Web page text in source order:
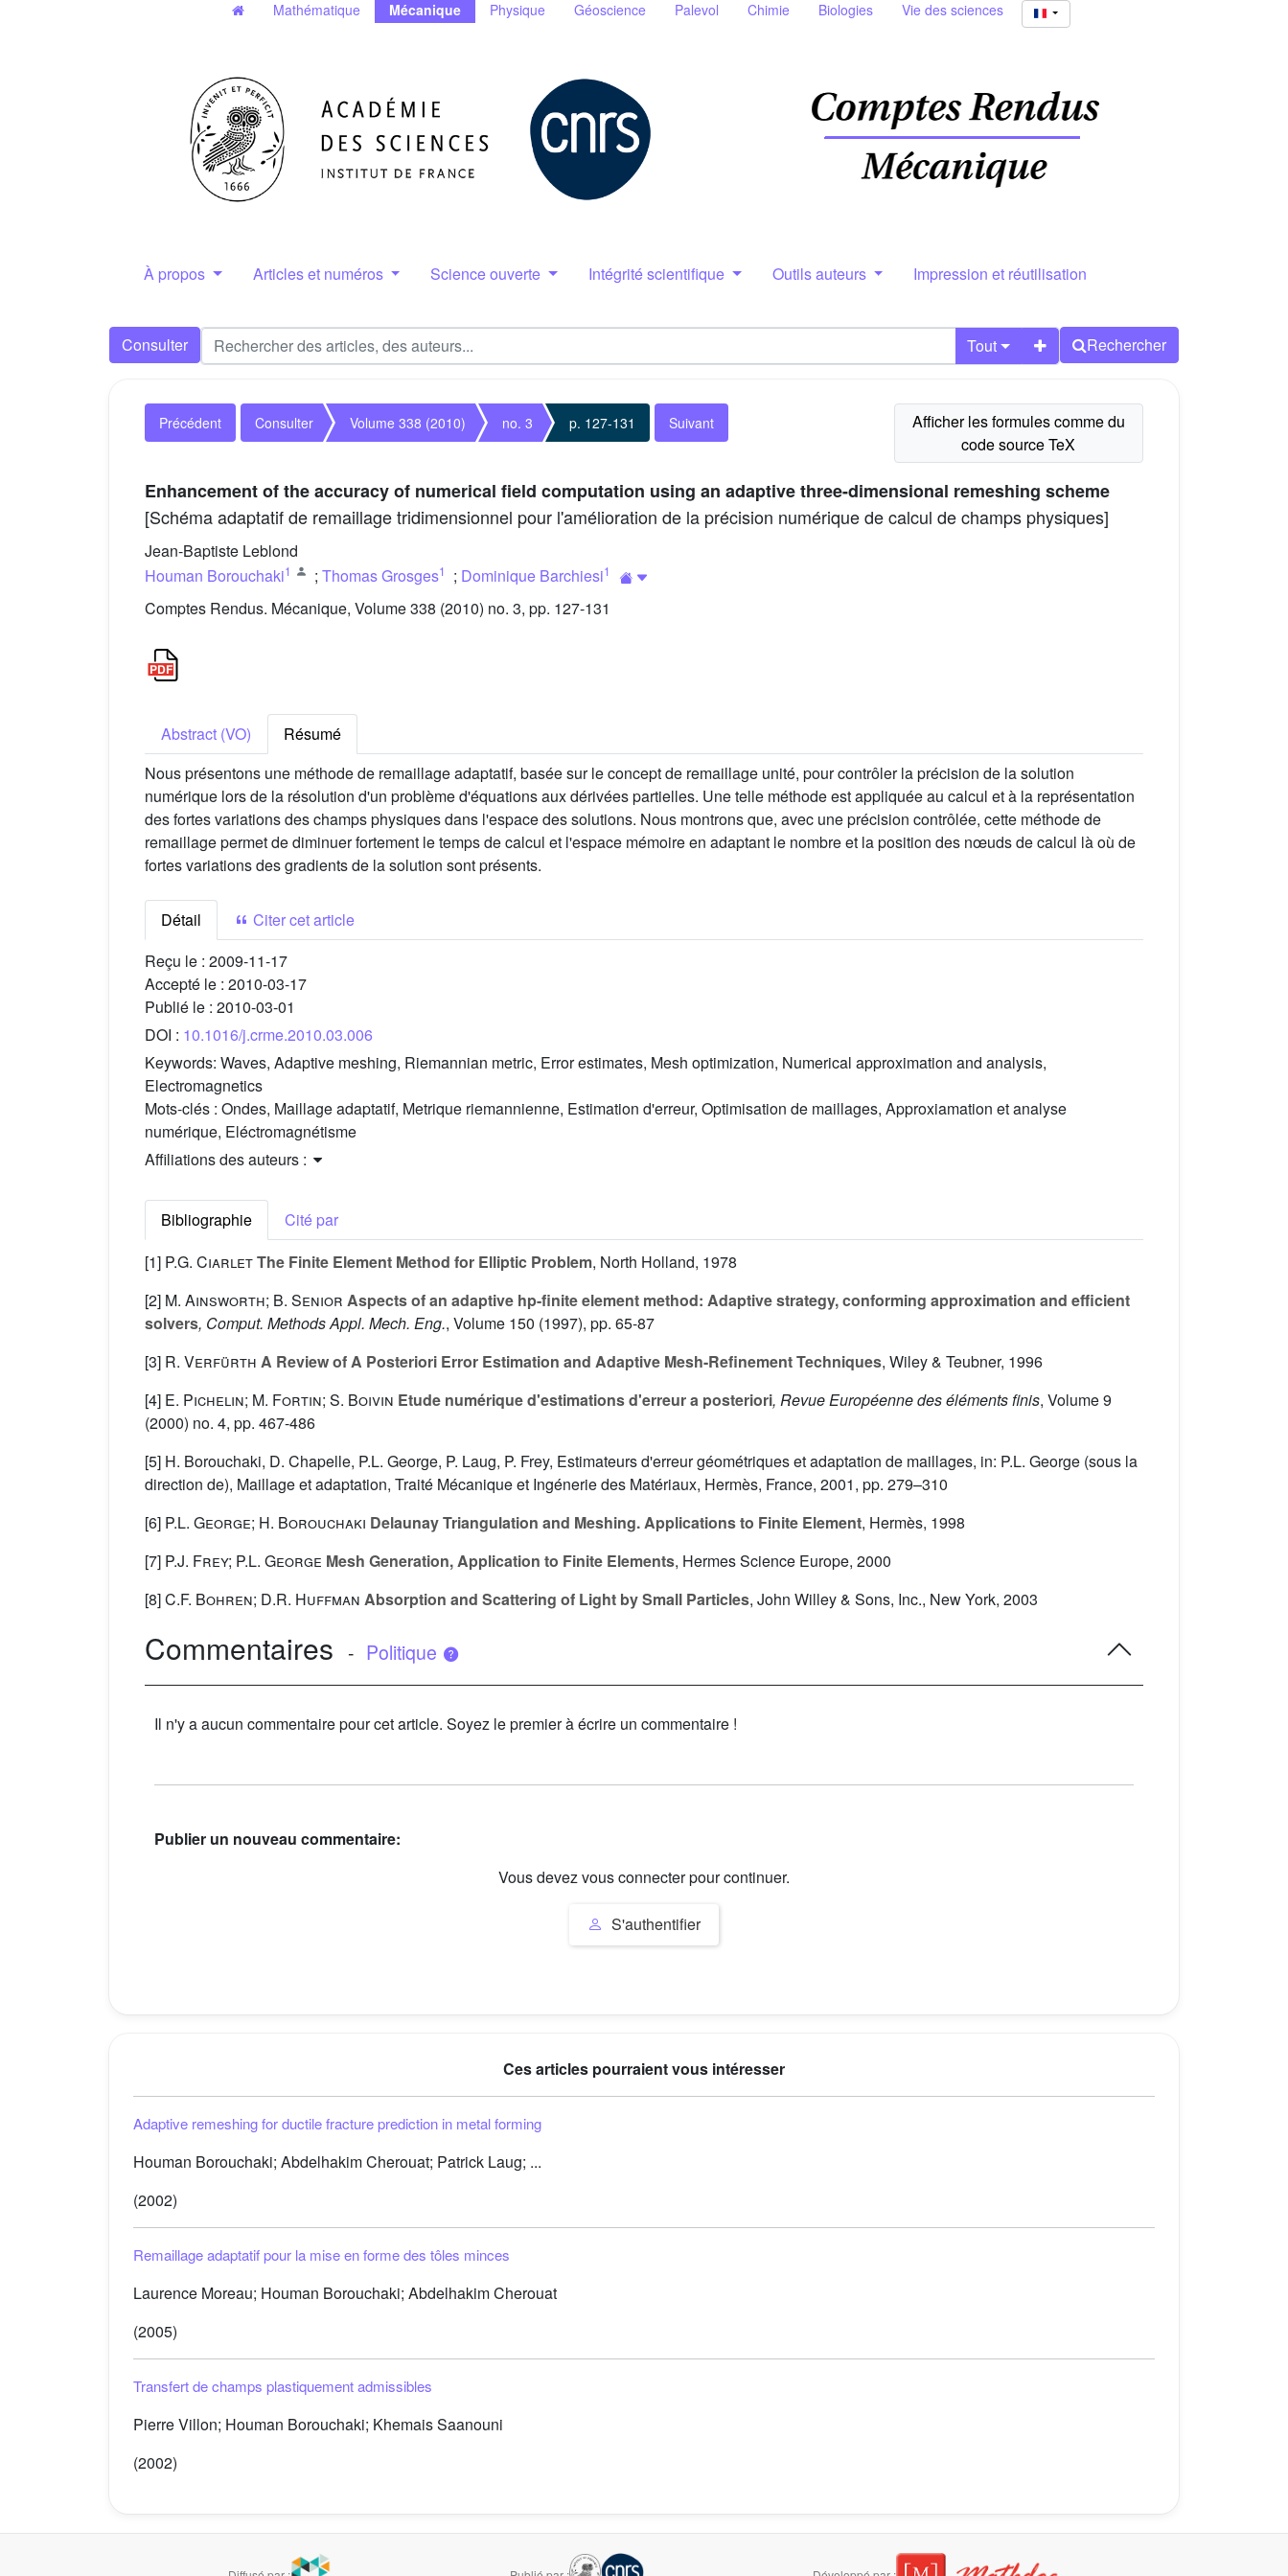
Mathématique Mécanique Physique Géoscience Palevol Chimie Biologies Vie des sciences
À propos Articles et numéros Science ouverte Intégrité scientifique Outils auteurs Impression et réutilisation
Consulter Tout Rechercher
Précédent Consulter Volume 338 (2010) no. 3 p. 127-131 Suivant
Enhancement of the accuracy of numerical field computation using an adaptive three-dimensional remeshing scheme
[Schéma adaptatif de remaillage tridimensionnel pour l'amélioration de la précision numérique de calcul de champs physiques]
Jean-Baptiste Leblond
Houman Borouchaki1 ; Thomas Grosges1 ; Dominique Barchiesi1
Comptes Rendus. Mécanique, Volume 338 (2010) no. 3, pp. 127-131
Abstract (VO)
Résumé
Nous présentons une méthode de remaillage adaptatif, basée sur le concept de remaillage unité, pour contrôler la précision de la solution
numérique lors de la résolution d'un problème d'équations aux dérivées partielles. Une telle méthode est appliquée au calcul et à la représentation
des fortes variations des champs physiques dans l'espace des solutions. Nous montrons que, avec une précision contrôlée, cette méthode de
remaillage permet de diminuer fortement le temps de calcul et l'espace mémoire en adaptant le nombre et la position des nœuds de calcul là où de
fortes variations des gradients de la solution sont présents.
Détail
Citer cet article
Reçu le : 2009-11-17
Accepté le : 2010-03-17
Publié le : 2010-03-01
DOI : 10.1016/j.crme.2010.03.006
Keywords: Waves, Adaptive meshing, Riemannian metric, Error estimates, Mesh optimization, Numerical approximation and analysis,
Electromagnetics
Mots-clés : Ondes, Maillage adaptatif, Metrique riemannienne, Estimation d'erreur, Optimisation de maillages, Approxiamation et analyse
numérique, Eléctromagnétisme
Affiliations des auteurs :
Bibliographie
Cité par
[1] P.G. CiarletThe Finite Element Method for Elliptic Problem, North Holland, 1978
[2] M. Ainsworth; B. Senior Aspects of an adaptive hp-finite element method: Adaptive strategy, conforming approximation and efficient
solvers, Comput. Methods Appl. Mech. Eng., Volume 150 (1997), pp. 65-87
[3] R. Verfürth A Review of A Posteriori Error Estimation and Adaptive Mesh-Refinement Techniques, Wiley & Teubner, 1996
[4] E. Pichelin; M. Fortin; S. Boivin Etude numérique d'estimations d'erreur a posteriori, Revue Européenne des éléments finis, Volume 9
(2000) no. 4, pp. 467-486
[5] H. Borouchaki, D. Chapelle, P.L. George, P. Laug, P. Frey, Estimateurs d'erreur géométriques et adaptation de maillages, in: P.L. George (sous la
direction de), Maillage et adaptation, Traité Mécanique et Ingénerie des Matériaux, Hermès, France, 2001, pp. 279–310
[6] P.L. George; H. Borouchaki Delaunay Triangulation and Meshing. Applications to Finite Element, Hermès, 1998
[7] P.J. Frey; P.L. George Mesh Generation, Application to Finite Elements, Hermes Science Europe, 2000
[8]C.F. Bohren; D.R. Huffman Absorption and Scattering of Light by Small Particles, John Willey & Sons, Inc., New York, 2003
Commentaires - Politique
Il n'y a aucun commentaire pour cet article. Soyez le premier à écrire un commentaire !
Publier un nouveau commentaire:
Vous devez vous connecter pour continuer.
S'authentifier
Ces articles pourraient vous intéresser
Adaptive remeshing for ductile fracture prediction in metal forming
Houman Borouchaki; Abdelhakim Cherouat; Patrick Laug; ...
(2002)
Remaillage adaptatif pour la mise en forme des tôles minces
Laurence Moreau; Houman Borouchaki; Abdelhakim Cherouat
(2005)
Transfert de champs plastiquement admissibles
Pierre Villon; Houman Borouchaki; Khemais Saanouni
(2002)